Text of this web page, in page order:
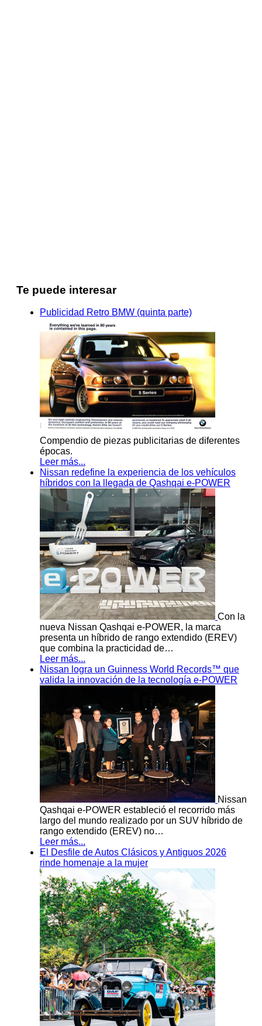
Te puede interesar
Publicidad Retro BMW (quinta parte)
Compendio de piezas publicitarias de diferentes
épocas.
Leer más...
Nissan redefine la experiencia de los vehículos
híbridos con la llegada de Qashqai e-POWER
Con la
nueva Nissan Qashqai e-POWER, la marca
presenta un híbrido de rango extendido (EREV)
que combina la practicidad de…
Leer más...
Nissan logra un Guinness World Records™ que
valida la innovación de la tecnología e-POWER
Nissan
Qashqai e-POWER estableció el recorrido más
largo del mundo realizado por un SUV híbrido de
rango extendido (EREV) no…
Leer más...
El Desfile de Autos Clásicos y Antiguos 2026
rinde homenaje a la mujer